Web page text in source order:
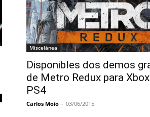
Miscelánea
Disponibles dos demos
de Metro Redux para
PS4
Carlos Moio - 03/06/2015